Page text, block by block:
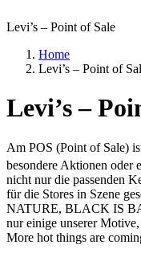
Levi’s – Point of Sale
Home
Levi’s – Point of
Levi’s –
Am POS (Point of Sale)
besondere Aktionen oder
nicht nur die passenden
für die Stores in Szene
NATURE, BLACK IS
nur einige unserer
More hot things are